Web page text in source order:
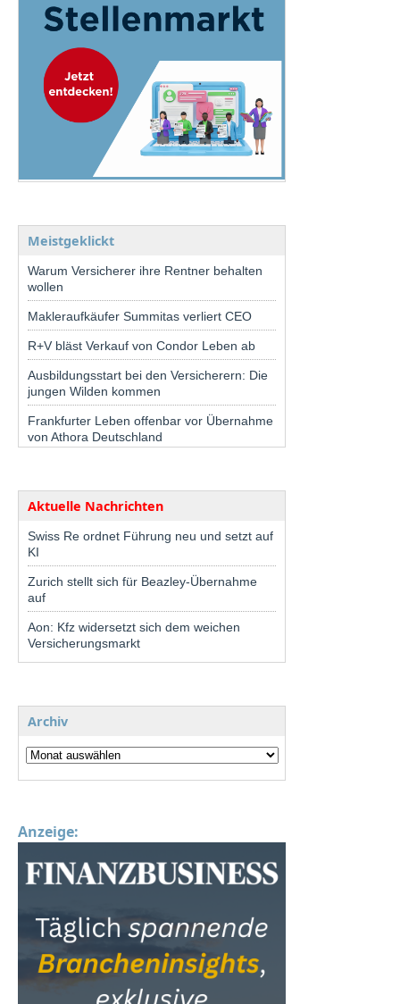
Meistgeklickt
Warum Versicherer ihre Rentner behalten
wollen
Makleraufkäufer Summitas verliert CEO
R+V bläst Verkauf von Condor Leben ab
Ausbildungsstart bei den Versicherern: Die
jungen Wilden kommen
Frankfurter Leben offenbar vor Übernahme
von Athora Deutschland
Aktuelle Nachrichten
Swiss Re ordnet Führung neu und setzt auf
KI
Zurich stellt sich für Beazley-Übernahme
auf
Aon: Kfz widersetzt sich dem weichen
Versicherungsmarkt
Archiv
Anzeige: